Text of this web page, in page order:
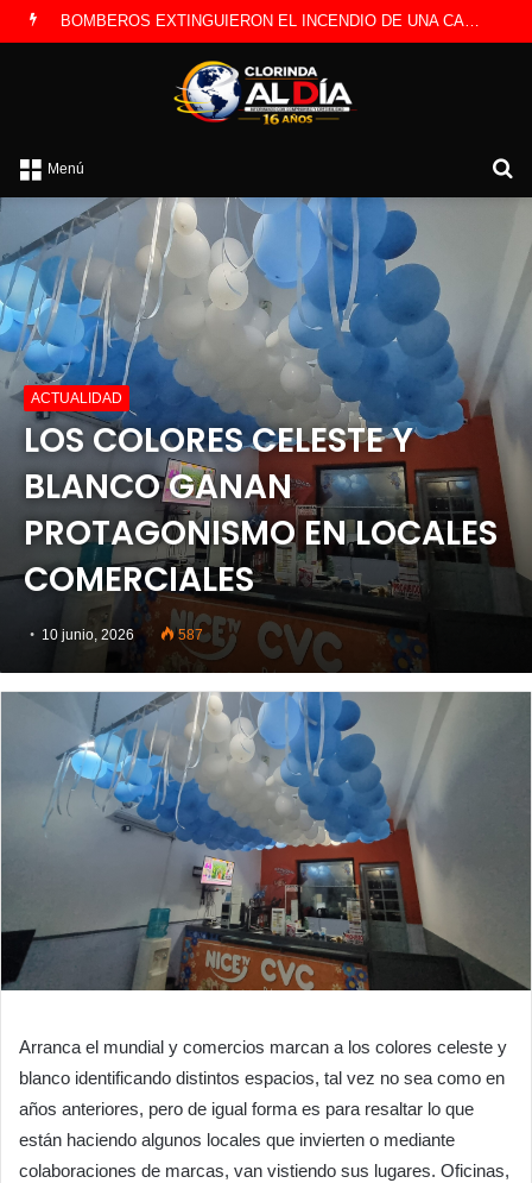
Menú
ACTUALIDAD
LOS COLORES CELESTE Y
BLANCO GANAN
PROTAGONISMO EN LOCALES
COMERCIALES
10 junio, 2026 587
Arranca el mundial y comercios marcan a los colores celeste y
blanco identificando distintos espacios, tal vez no sea como en
años anteriores, pero de igual forma es para resaltar lo que
están haciendo algunos locales que invierten o mediante
colaboraciones de marcas, van vistiendo sus lugares. Oficinas,